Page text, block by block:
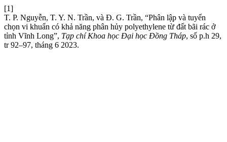
[1]
T. P. Nguyễn, T. Y. N. Trần, và Đ. G. Trần, “Phân lập và tuyển
chọn vi khuẩn có khả năng phân hủy polyethylene từ đất bãi rác ở
tỉnh Vĩnh Long”, Tạp chí Khoa học Đại học Đồng Tháp, số p.h 29,
tr 92–97, tháng 6 2023.